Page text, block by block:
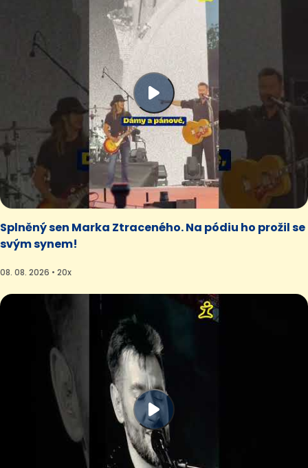
Splněný sen Marka Ztraceného. Na pódiu ho prožil se
svým synem!
08. 08. 2026 • 20x